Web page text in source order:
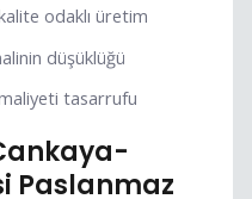
odaklı üretim
düşüklüğü
tasarrufu
Paslanmaz